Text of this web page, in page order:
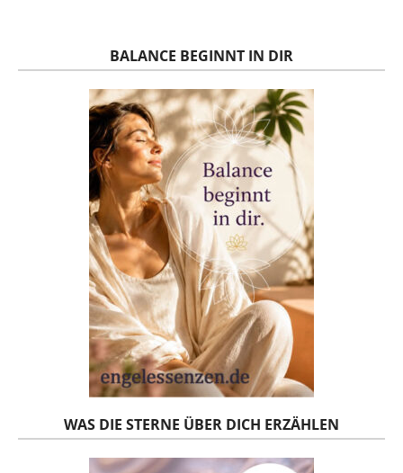
BALANCE BEGINNT IN DIR
WAS DIE STERNE ÜBER DICH ERZÄHLEN